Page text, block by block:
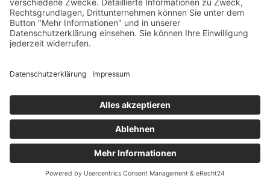
Google Tag
Manager. Google
bei der Analyse zu
helfen, wie Sie
diese Website
nutzen. Wir
verwenden die
Informationen, um
10
Minuten